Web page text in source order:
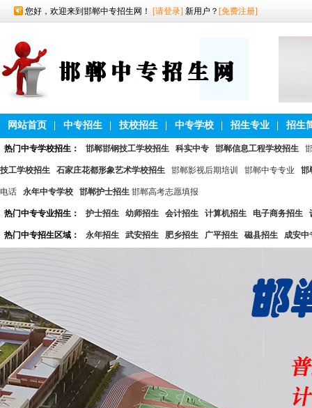
您好，欢迎来到邯郸中专招生网！ [请登录] 新用户？ [免费注册]
网站首页 中专招生 技校招生 中专学校 招生专业 招生
热门中专学校招生： 邯郸邯钢技工学校招生 科实中专 邯郸信息工程学校招生
技工学校招生 石家庄花都形象艺术学校招生 邯郸影视后期培训 邯郸中专专业 邯
电话 永年中专学校 邯郸护士招生 邯郸高考志愿填报
热门中专专业招生： 护士招生 幼师招生 会计招生 计算机招生 电子商务招生
热门中专招生区域： 永年招生 武安招生 肥乡招生 广平招生 磁县招生 成安中